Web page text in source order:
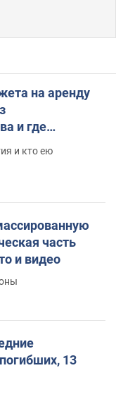
на аренду
и где
и кто ею
часть
и видео
13